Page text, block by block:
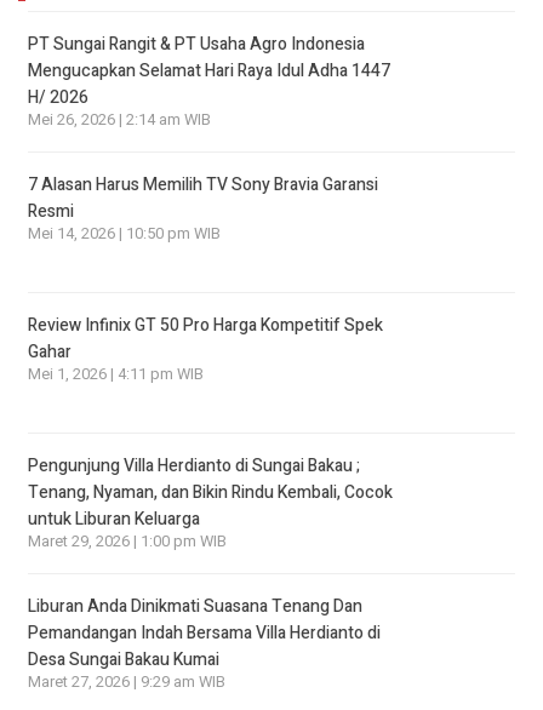
PT Sungai Rangit & PT Usaha Agro Indonesia
Mengucapkan Selamat Hari Raya Idul Adha 1447
H/ 2026
Mei 26, 2026 | 2:14 am WIB
7 Alasan Harus Memilih TV Sony Bravia Garansi
Resmi
Mei 14, 2026 | 10:50 pm WIB
Review Infinix GT 50 Pro Harga Kompetitif Spek
Gahar
Mei 1, 2026 | 4:11 pm WIB
Pengunjung Villa Herdianto di Sungai Bakau ;
Tenang, Nyaman, dan Bikin Rindu Kembali, Cocok
untuk Liburan Keluarga
Maret 29, 2026 | 1:00 pm WIB
Liburan Anda Dinikmati Suasana Tenang Dan
Pemandangan Indah Bersama Villa Herdianto di
Desa Sungai Bakau Kumai
Maret 27, 2026 | 9:29 am WIB